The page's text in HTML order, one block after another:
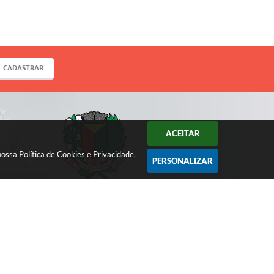
Política de Cookies e Privacidade.
ACEITAR
PERSONALIZAR
CADASTRAR